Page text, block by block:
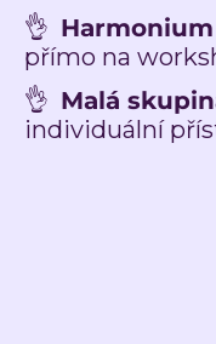
👌
přímo na
👌 Malá
individuální